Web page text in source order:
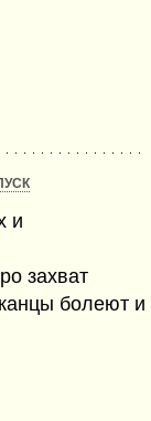
и
захват
болеют и